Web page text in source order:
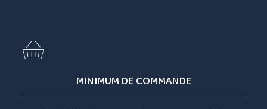
MINIMUM DE COMMANDE